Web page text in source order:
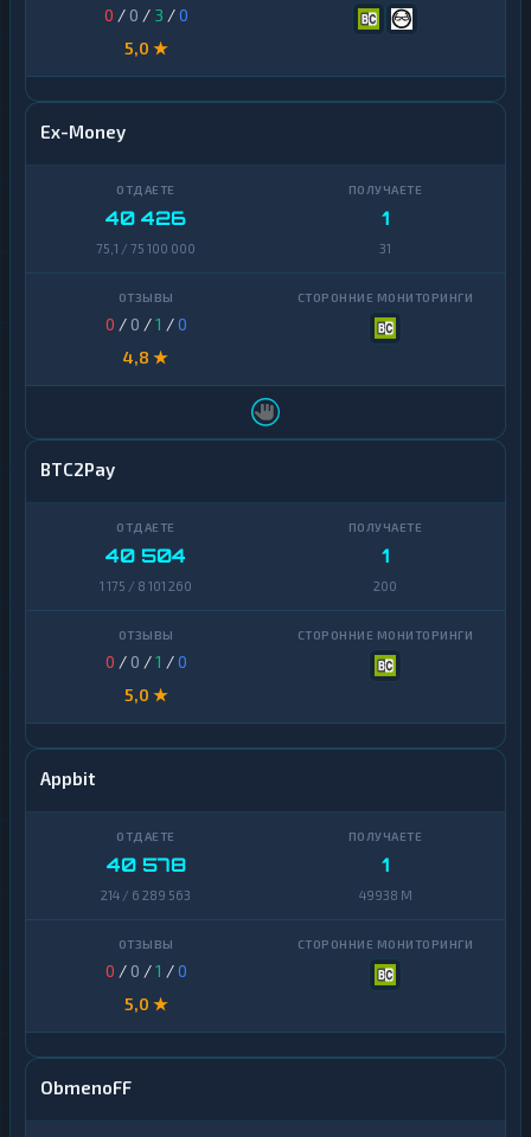
0 / 0 / 3 /0
5,0 ★
Ex-Money
40 426
75,1 / 75 100 000
1
31
0 / 0 /1 /0
4,8 ★
BTC2Pay
40 504
1 175 / 8 101 260
1
200
0 / 0 /1 /0
5,0 ★
Appbit
40 578
214 / 6 289 563
1
49938 M
0 / 0 /1 /0
5,0 ★
ObmenoFF